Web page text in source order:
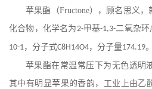
苹果酯 （Fructone），顾名思义，
化合物，化学名为2-甲基-1,3-二氧杂环
10-1，分子式C8H14O4，分子量174.19。
苹果酯在常温常压下为无色透明
其中有明显苹果的香韵，工业上由乙